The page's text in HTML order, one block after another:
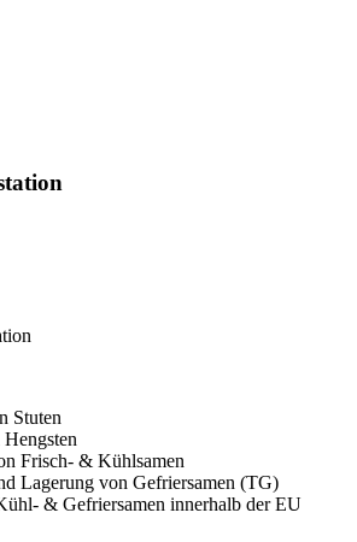
Stuten
Frisch- & Kühlsamen
Lagerung von Gefriersamen (TG)
& Gefriersamen innerhalb der EU